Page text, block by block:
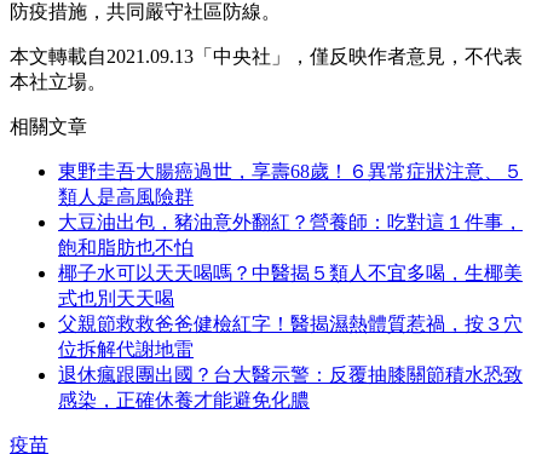
防疫措施，共同嚴守社區防線。
本文轉載自2021.09.13 「中央社」， 僅反映作者意見，不代表
本社立場。
相關文章
東野圭吾大腸癌過世，享壽68歲！６異常症狀注意、５
類人是高風險群
大豆油出包，豬油意外翻紅？營養師：吃對這１件事，
飽和脂肪也不怕
椰子水可以天天喝嗎？中醫揭５類人不宜多喝，生椰美
式也別天天喝
父親節救救爸爸健檢紅字！醫揭濕熱體質惹禍，按３穴
位拆解代謝地雷
退休瘋跟團出國？台大醫示警：反覆抽膝關節積水恐致
感染，正確休養才能避免化膿
疫苗